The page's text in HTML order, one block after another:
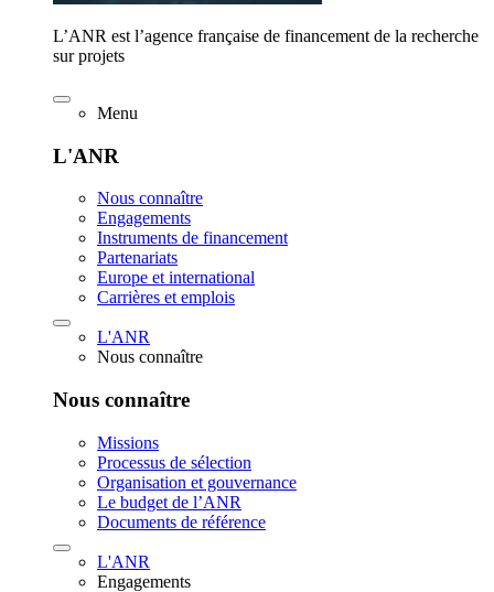
L’ANR est l’agence française de financement de la recherche
sur projets
Menu
L'ANR
Nous connaître
Engagements
Instruments de financement
Partenariats
Europe et international
Carrières et emplois
L'ANR
Nous connaître
Nous connaître
Missions
Processus de sélection
Organisation et gouvernance
Le budget de l’ANR
Documents de référence
L'ANR
Engagements